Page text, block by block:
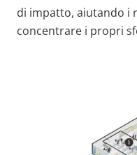
di impatto, aiutando i
concentrare i propri